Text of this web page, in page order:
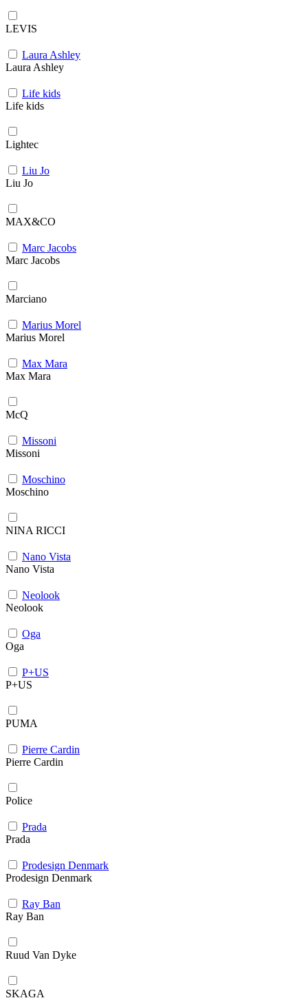
LEVIS
Laura Ashley
Laura Ashley
Life kids
Life kids
Lightec
Liu Jo
Liu Jo
MAX&CO
Marc Jacobs
Marc Jacobs
Marciano
Marius Morel
Marius Morel
Max Mara
Max Mara
McQ
Missoni
Missoni
Moschino
Moschino
NINA RICCI
Nano Vista
Nano Vista
Neolook
Neolook
Oga
Oga
P+US
P+US
PUMA
Pierre Cardin
Pierre Cardin
Police
Prada
Prada
Prodesign Denmark
Prodesign Denmark
Ray Ban
Ray Ban
Ruud Van Dyke
SKAGA